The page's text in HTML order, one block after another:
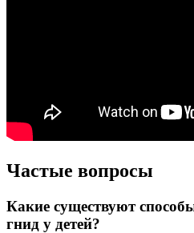
Частые вопросы
Какие существуют
гнид у детей?